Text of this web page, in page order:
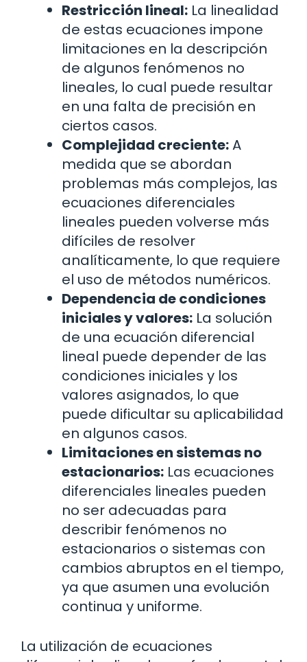
Restricción lineal: La linealidad
de estas ecuaciones impone
limitaciones en la descripción
de algunos fenómenos no
lineales, lo cual puede resultar
en una falta de precisión en
ciertos casos.
Complejidad creciente:A
medida que se abordan
problemas más complejos, las
ecuaciones diferenciales
lineales pueden volverse más
difíciles de resolver
analíticamente, lo que requiere
el uso de métodos numéricos.
Dependencia de condiciones
iniciales y valores: La solución
de una ecuación diferencial
lineal puede depender de las
condiciones iniciales y los
valores asignados, lo que
puede dificultar su aplicabilidad
en algunos casos.
Limitaciones en sistemas no
estacionarios: Las ecuaciones
diferenciales lineales pueden
no ser adecuadas para
describir fenómenos no
estacionarios o sistemas con
cambios abruptos en el tiempo,
ya que asumen una evolución
continua y uniforme.
La utilización de ecuaciones